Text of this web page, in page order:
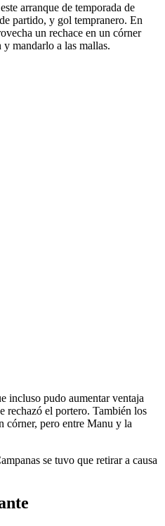
arranque de temporada de
partido, y gol tempranero. En
un rechace en un córner
mandarlo a las mallas.
incluso pudo aumentar ventaja
rechazó el portero. También los
córner, pero entre Manu y la
se tuvo que retirar a causa